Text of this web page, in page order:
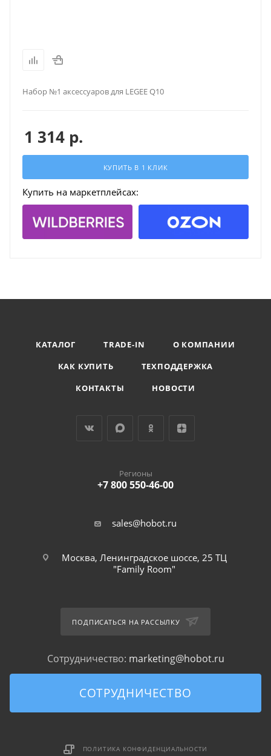
Набор №1 аксессуаров для LEGEE Q10
1 314 р.
КУПИТЬ В 1 КЛИК
Купить на маркетплейсах:
КАТАЛОГ TRADE-IN
О КОМПАНИИ
КАК КУПИТЬ
ТЕХПОДДЕРЖКА
КОНТАКТЫ
НОВОСТИ
Регионы
+7 800 550-46-00
sales@hobot.ru
Москва, Ленинградское шоссе, 25 ТЦ
"Family Room"
ПОДПИСАТЬСЯ НА РАССЫЛКУ
Сотрудничество: marketing@hobot.ru
СОТРУДНИЧЕСТВО
ПОЛИТИКА КОНФИДЕНЦИАЛЬНОСТИ